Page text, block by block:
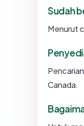
Sudah
Menurut
Canada.